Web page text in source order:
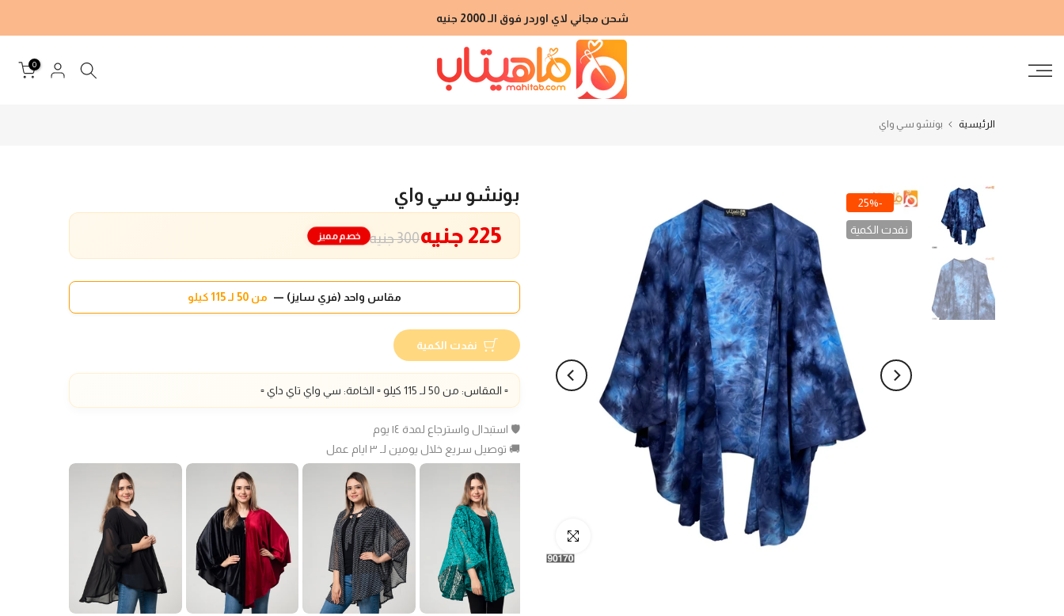
إلى
شحن مجاني لاي اوردر فوق الـ 2000 جنيه
0
الرئيسية بونشو سي واي
-25%
نفدت الكمية
انقر للتكبير
بونشو سي واي
300 جنيه 225 جنيه خصم مميز
مقاس واحد (فري سايز) — من 50 لـ 115 كيلو
نفدت الكمية
▫️ المقاس: من 50 لـ 115 كيلو ▫️ الخامة: سي واي تاي داي ▫️
🛡️ استبدال واسترجاع لمدة ١٤ يوم
🚚 توصيل سريع خلال يومين لـ ٣ ايام عمل